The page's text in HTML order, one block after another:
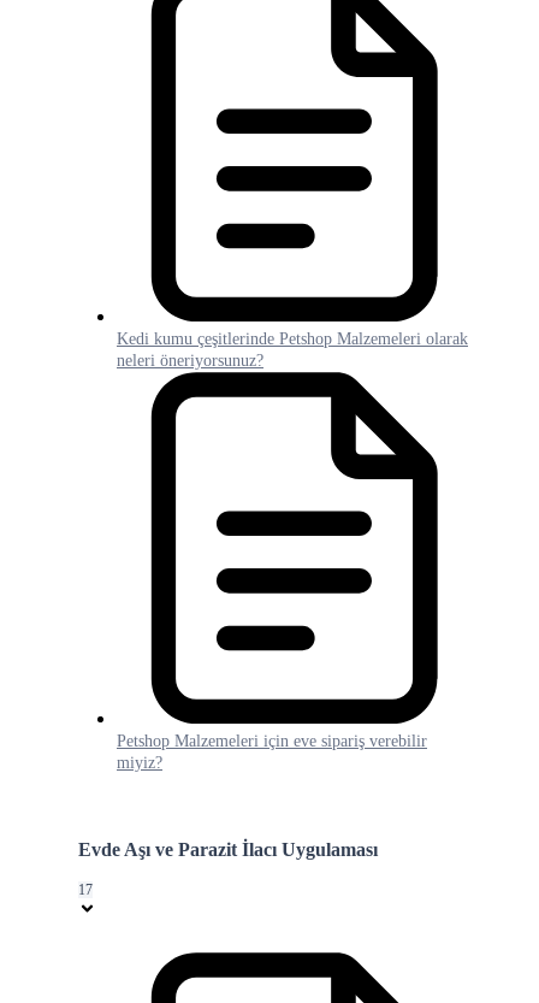
Kedi kumu çeşitlerinde Petshop Malzemeleri olarak
neleri öneriyorsunuz?
Petshop Malzemeleri için eve sipariş verebilir
miyiz?
Evde Aşı ve Parazit İlacı Uygulaması
17